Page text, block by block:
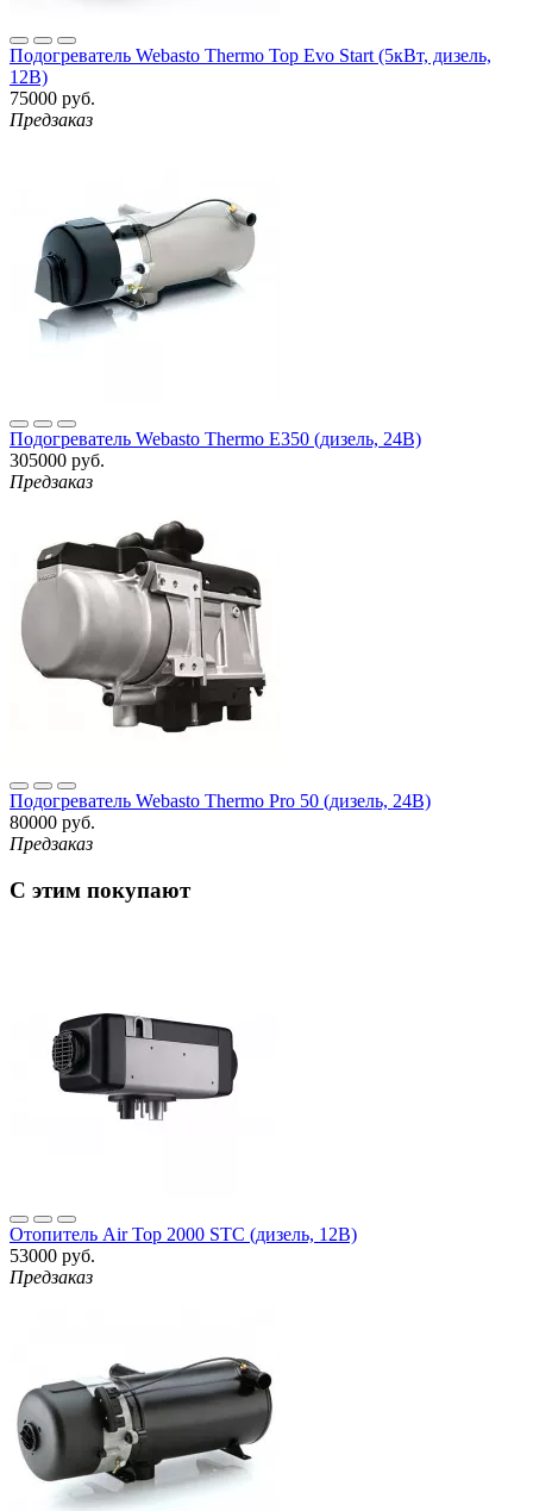
Подогреватель Webasto Thermo Top Evo Start (5кВт, дизель,
12В)
75000 руб.
Предзаказ
Подогреватель Webasto Thermo E350 (дизель, 24В)
305000 руб.
Предзаказ
Подогреватель Webasto Thermo Pro 50 (дизель, 24В)
80000 руб.
Предзаказ
С этим покупают
Отопитель Air Top 2000 STC (дизель, 12В)
53000 руб.
Предзаказ